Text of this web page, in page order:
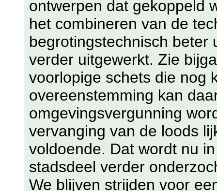
ontwerpen dat gekoppeld
het combineren van de
begrotingstechnisch beter
verder uitgewerkt. Zie
voorlopige schets die nog
overeenstemming kan
omgevingsvergunning
vervanging van de loods
voldoende. Dat wordt nu
stadsdeel verder
We blijven strijden voor